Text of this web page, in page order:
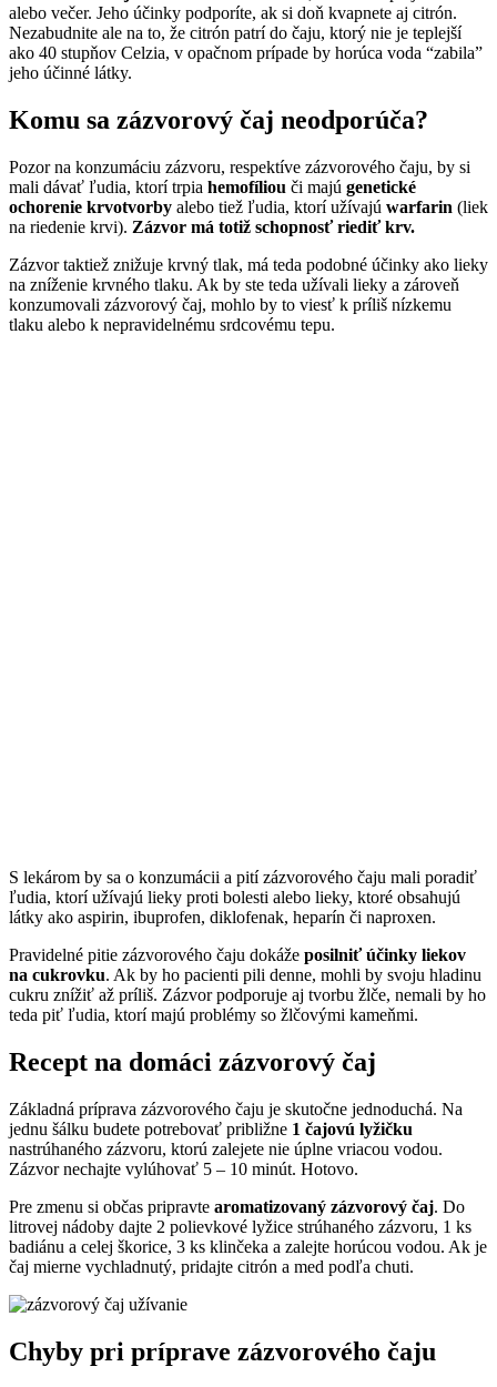
alebo večer. Jeho účinky podporíte, ak si doň kvapnete aj citrón.
Nezabudnite ale na to, že citrón patrí do čaju, ktorý nie je teplejší
ako 40 stupňov Celzia, v opačnom prípade by horúca voda “zabila”
jeho účinné látky.
Komu sa zázvorový čaj neodporúča?
Pozor na konzumáciu zázvoru, respektíve zázvorového čaju, by si
mali dávať ľudia, ktorí trpia hemofíliou či majú genetické
ochorenie krvotvorby alebo tiež ľudia, ktorí užívajú warfarin (liek
na riedenie krvi). Zázvor má totiž schopnosť riediť krv.
Zázvor taktiež znižuje krvný tlak, má teda podobné účinky ako lieky
na zníženie krvného tlaku. Ak by ste teda užívali lieky a zároveň
konzumovali zázvorový čaj, mohlo by to viesť k príliš nízkemu
tlaku alebo k nepravidelnému srdcovému tepu.
S lekárom by sa o konzumácii a pití zázvorového čaju mali poradiť
ľudia, ktorí užívajú lieky proti bolesti alebo lieky, ktoré obsahujú
látky ako aspirin, ibuprofen, diklofenak, heparín či naproxen.
Pravidelné pitie zázvorového čaju dokáže posilniť účinky liekov
na cukrovku. Ak by ho pacienti pili denne, mohli by svoju hladinu
cukru znížiť až príliš. Zázvor podporuje aj tvorbu žlče, nemali by ho
teda piť ľudia, ktorí majú problémy so žlčovými kameňmi.
Recept na domáci zázvorový čaj
Základná príprava zázvorového čaju je skutočne jednoduchá. Na
jednu šálku budete potrebovať približne 1 čajovú lyžičku
nastrúhaného zázvoru, ktorú zalejete nie úplne vriacou vodou.
Zázvor nechajte vylúhovať 5 – 10 minút. Hotovo.
Pre zmenu si občas pripravte aromatizovaný zázvorový čaj. Do
litrovej nádoby dajte 2 polievkové lyžice strúhaného zázvoru, 1 ks
badiánu a celej škorice, 3 ks klinčeka a zalejte horúcou vodou. Ak je
čaj mierne vychladnutý, pridajte citrón a med podľa chuti.
Chyby pri príprave zázvorového čaju